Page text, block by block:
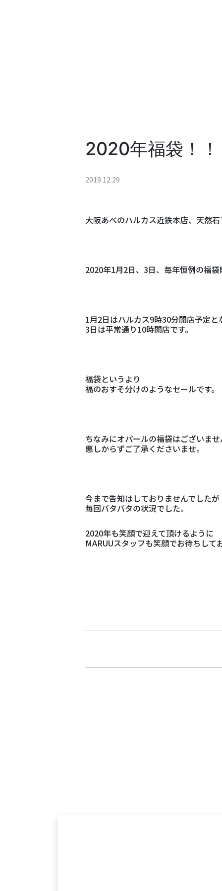
2020年福袋！！
2019.12.29
大阪あべのハルカス近鉄本店、天然石
2020年1月2日、3日、毎年恒例の福袋
1月2日はハルカス9時30分開店予定と
3日は平常通り10時開店です。
福袋というより
福のおすそ分けのようなセールです。
ちなみにオパールの福袋はございま
悪しからずご了承くださいませ。
今まで告知はしておりませんでしたが
毎回バタバタの状況でした。
2020年も笑顔で迎えて頂けるように
MARUUスタッフも笑顔でお待ちして